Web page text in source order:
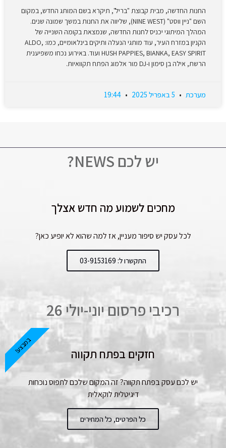
החנות החדשה, מבית קבוצת "בריל", תיקרא בשם המותג החדש, במקום
השם "ניין ווסט" (NINE WEST), שליווה את החנות במשך שמונה שנים.
המהלך המיתוגי יכניס לחנות החדשה, שנמצאת בקומה השנייה של
הקניון במזרח העיר, עוד מותגי הנעלה ותיקים בינלאומיים, כמו: ALDO,
HUSH PAPPIES, BIANKA, EASY SPIRIT ועוד. באירוע נכחו משפיענית
הרשת, אילה בן סימון ו-DJ מור אלמוג הפתח תקוואיות.
מערכת
יש לכם NEWS?
מחכים לשמוע מה חדש אצלך
לכל עסק יש סיפור מעניין, אז למה שהוא לא יופיע כאן?
התקשרו ל: 03-9153169
רכיבי פרסום יוני-יולי 26
חזקים בפתח תקווה
יש לכם עסק בפתח תקווה? זה המקום שלכם לתפוס נוכחות
דיגיטלית לוקאלית
כל הפרטים, כל המחירים
במבצע!